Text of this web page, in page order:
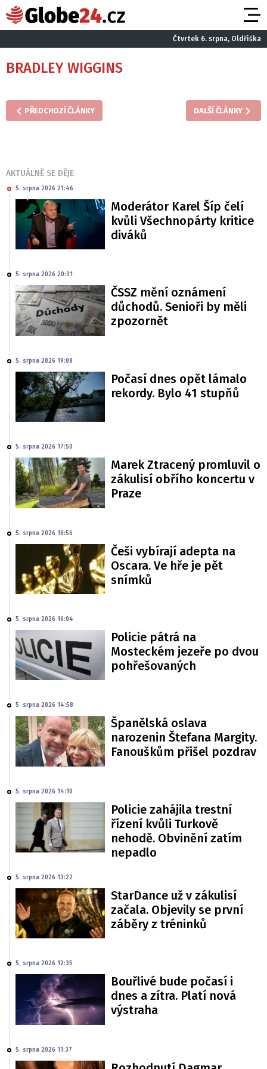
Čtvrtek 6. srpna, Oldřiška
BRADLEY WIGGINS
PŘEDCHOZÍ ČLÁNKY DALŠÍ ČLÁNKY
AKTUÁLNĚ SE DĚJE
5. srpna 2026 21:46
Moderátor Karel Šíp čelí
kvůli Všechnopárty kritice
diváků
5. srpna 2026 20:31
ČSSZ mění oznámení
důchodů. Senioři by měli
zpozornět
5. srpna 2026 19:08
Počasí dnes opět lámalo
rekordy. Bylo 41 stupňů
5. srpna 2026 17:50
Marek Ztracený promluvil o
zákulisí obřího koncertu v
Praze
5. srpna 2026 16:56
Češi vybírají adepta na
Oscara. Ve hře je pět
snímků
5. srpna 2026 16:04
Policie pátrá na
Mosteckém jezeře po dvou
pohřešovaných
5. srpna 2026 14:58
Španělská oslava
narozenin Štefana Margity.
Fanouškům přišel pozdrav
5. srpna 2026 14:10
Policie zahájila trestní
řízení kvůli Turkově
nehodě. Obvinění zatím
nepadlo
5. srpna 2026 13:22
StarDance už v zákulisí
začala. Objevily se první
záběry z tréninků
5. srpna 2026 12:35
Bouřlivé bude počasí i
dnes a zítra. Platí nová
výstraha
5. srpna 2026 11:37